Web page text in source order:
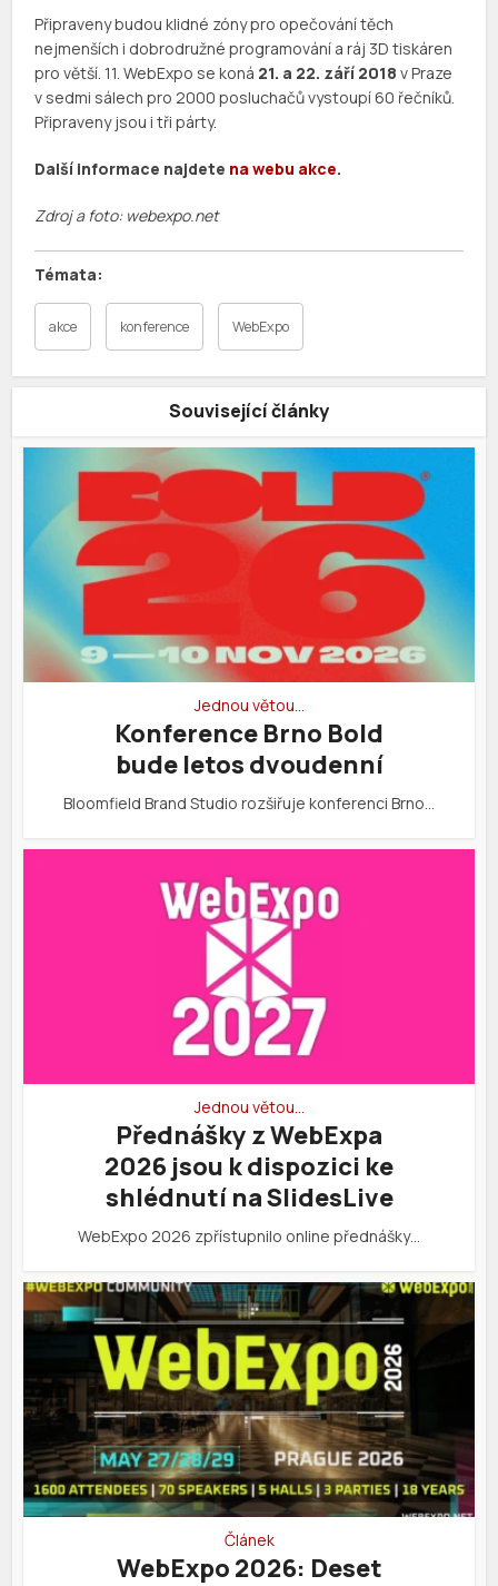
Připraveny budou klidné zóny pro opečování těch
nejmenších i dobrodružné programování a ráj 3D tiskáren
pro větší. 11. WebExpo se koná 21. a 22. září 2018 v Praze
v sedmi sálech pro 2000 posluchačů vystoupí 60 řečníků.
Připraveny jsou i tři párty.
Další informace najdete na webu akce.
Zdroj a foto: webexpo.net
akce konference WebExpo
Související články
Jednou větou…
Konference Brno Bold
bude letos dvoudenní
Bloomfield Brand Studio rozšiřuje konferenci Brno…
Jednou větou…
Přednášky z WebExpa
2026 jsou k dispozici ke
shlédnutí na SlidesLive
WebExpo 2026 zpřístupnilo online přednášky…
Článek
WebExpo 2026: Deset